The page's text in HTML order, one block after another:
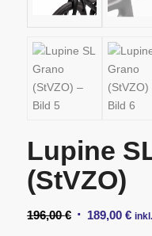
Lupine
(StVZO)
196,00€ 189,00 €